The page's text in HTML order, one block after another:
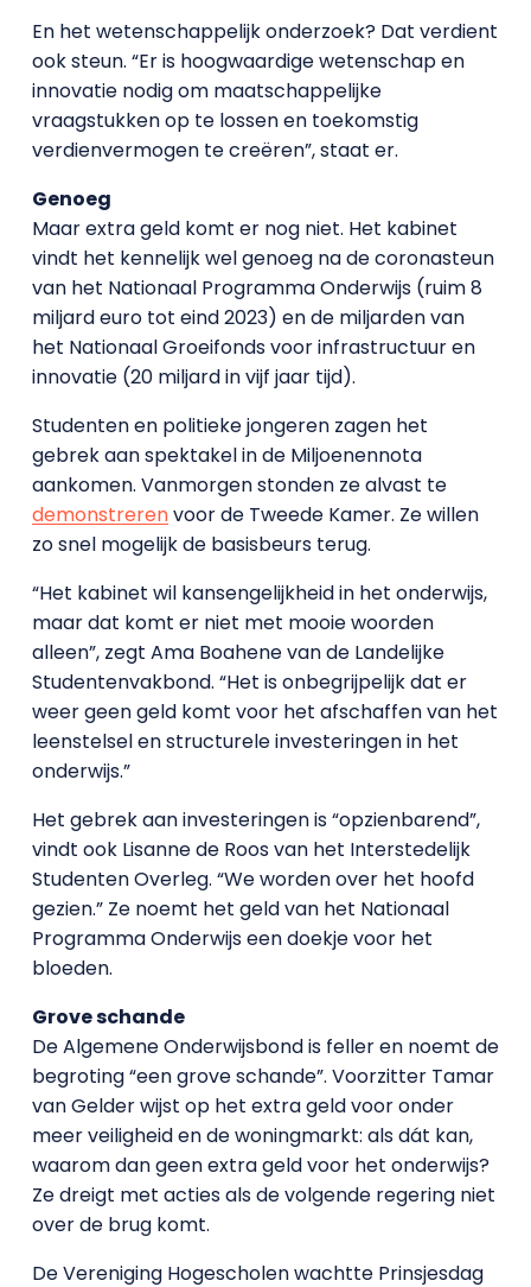
En het wetenschappelijk onderzoek? Dat verdient
ook steun. “Er is hoogwaardige wetenschap en
innovatie nodig om maatschappelijke
vraagstukken op te lossen en toekomstig
verdienvermogen te creëren”, staat er.
Genoeg
Maar extra geld komt er nog niet. Het kabinet
vindt het kennelijk wel genoeg na de coronasteun
van het Nationaal Programma Onderwijs (ruim 8
miljard euro tot eind 2023) en de miljarden van
het Nationaal Groeifonds voor infrastructuur en
innovatie (20 miljard in vijf jaar tijd).
Studenten en politieke jongeren zagen het
gebrek aan spektakel in de Miljoenennota
aankomen. Vanmorgen stonden ze alvast te
demonstrerenvoor de Tweede Kamer. Ze willen
zo snel mogelijk de basisbeurs terug.
“Het kabinet wil kansengelijkheid in het onderwijs,
maar dat komt er niet met mooie woorden
alleen”, zegt Ama Boahene van de Landelijke
Studentenvakbond. “Het is onbegrijpelijk dat er
weer geen geld komt voor het afschaffen van het
leenstelsel en structurele investeringen in het
onderwijs.”
Het gebrek aan investeringen is “opzienbarend”,
vindt ook Lisanne de Roos van het Interstedelijk
Studenten Overleg. “We worden over het hoofd
gezien.” Ze noemt het geld van het Nationaal
Programma Onderwijs een doekje voor het
bloeden.
Grove schande
De Algemene Onderwijsbond is feller en noemt de
begroting “een grove schande”. Voorzitter Tamar
van Gelder wijst op het extra geld voor onder
meer veiligheid en de woningmarkt: als dát kan,
waarom dan geen extra geld voor het onderwijs?
Ze dreigt met acties als de volgende regering niet
over de brug komt.
De Vereniging Hogescholen wachtte Prinsjesdag